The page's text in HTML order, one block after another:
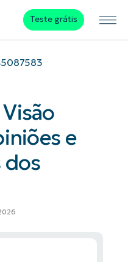
Teste grátis
e